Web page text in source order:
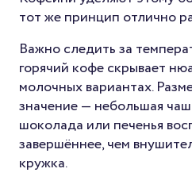
тот же принцип отлично
Важно следить за
горячий кофе скрывает
молочных вариантах.
значение — небольшая
шоколада или печенья
завершённее, чем
кружка.